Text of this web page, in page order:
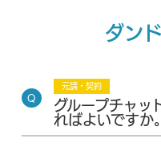
ダン
元請・契約
グループチャッ
ればよいですか。